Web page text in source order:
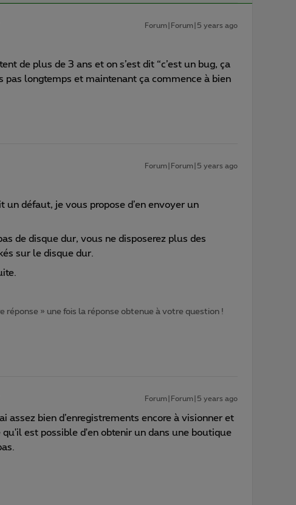
Forum|Forum|5 years ago
de plus de 3 ans et on s’est dit “c’est un bug, ça
pas longtemps et maintenant ça commence à bien
Forum|Forum|5 years ago
un défaut, je vous propose d’en envoyer un
de disque dur, vous ne disposerez plus des
sur le disque dur.
réponse » une fois la réponse obtenue à votre question !
Forum|Forum|5 years ago
assez bien d’enregistrements encore à visionner et
qu'il est possible d'en obtenir un dans une boutique